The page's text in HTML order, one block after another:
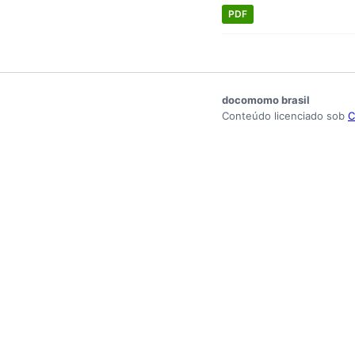
PDF
docomomo brasil
Conteúdo licenciado sob